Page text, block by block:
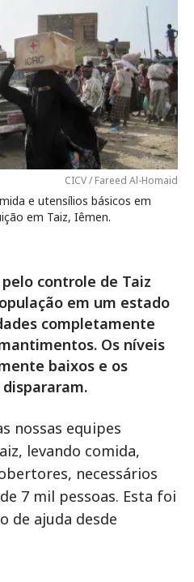
CICV / Fareed Al-Homaid
e utensílios básicos em
em Taiz, Iêmen.
controle de Taiz
em um estado
completamente
Os níveis
baixos e os
nossas equipes
levando comida,
necessários
7 mil pessoas. Esta foi
de ajuda desde